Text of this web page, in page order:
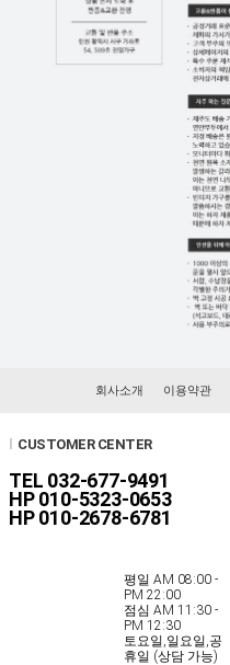
회사소개 이용약관
CUSTOMER CENTER
TEL 032-677-9491
HP 010-5323-0653
HP 010-2678-6781
평일 AM 08:00 -
PM 22:00
점심 AM 11:30 -
PM 12:30
토요일,일요일,공
휴일 (상담 가능)